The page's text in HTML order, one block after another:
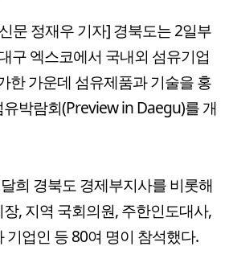
문 정재우 기자] 경북도는 2일부
구 엑스코에서 국내외 섬유기업
한 가운데 섬유제품과 기술을 홍
박람회(Preview in Daegu)를 개
희 경북도 경제부지사를 비롯해
, 지역 국회의원, 주한인도대사,
기업인 등 80여 명이 참석했다.